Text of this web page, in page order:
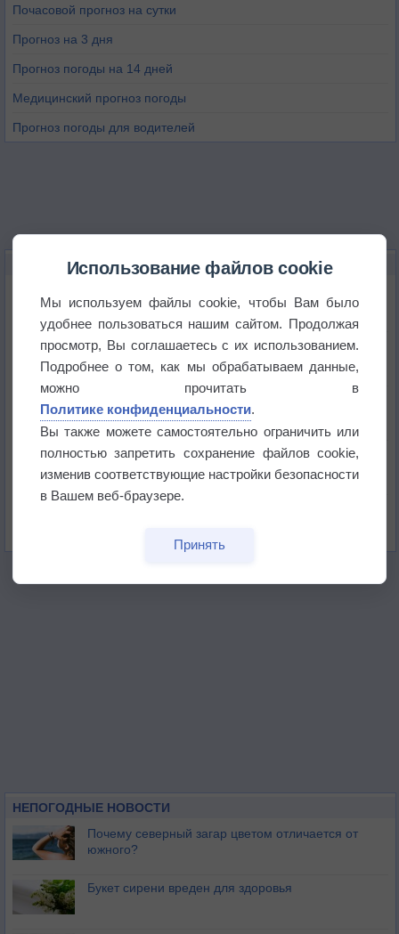
Почасовой прогноз на сутки
Прогноз на 3 дня
Прогноз погоды на 14 дней
Медицинский прогноз погоды
Прогноз погоды для водителей
НОВОЕ О ПОГОДЕ
Погода в Краснодаре 6 августа
Погода в Санкт-Петербурге 6 августа
Погода в Москве 6 августа
Июль в России стал самым тёплым за всю
НЕПОГОДНЫЕ НОВОСТИ
Почему северный загар цветом отличается от
южного?
Букет сирени вреден для здоровья
Использование файлов cookie
Мы используем файлы cookie, чтобы Вам было
удобнее пользоваться нашим сайтом. Продолжая
просмотр, Вы соглашаетесь с их использованием.
Подробнее о том, как мы обрабатываем данные,
можно прочитать в
Политике конфиденциальности.
Вы также можете самостоятельно ограничить или
полностью запретить сохранение файлов cookie,
изменив соответствующие настройки безопасности
в Вашем веб-браузере.
Принять